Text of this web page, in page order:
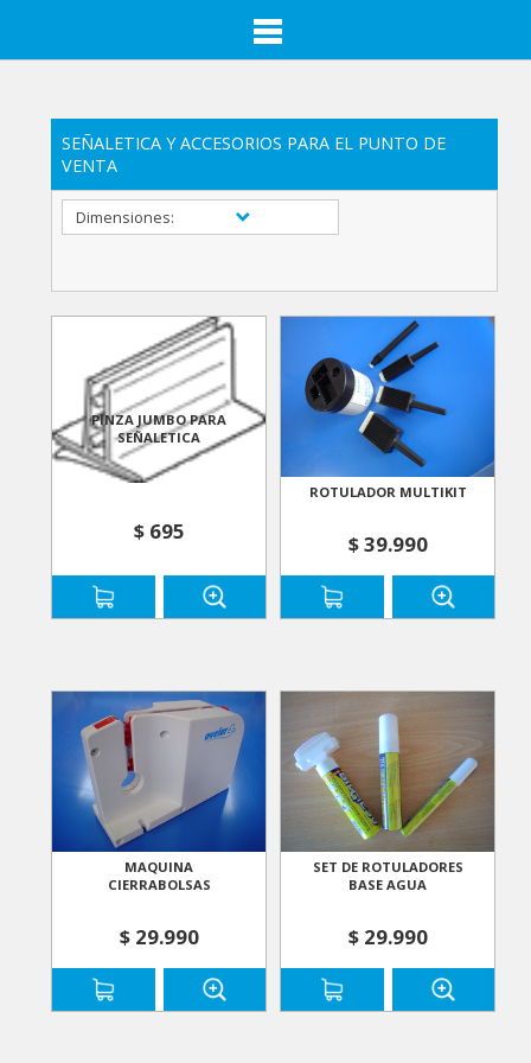
SEÑALETICA Y ACCESORIOS PARA EL PUNTO DE
VENTA
Dimensiones:
PINZA JUMBO PARA
SEÑALETICA
$ 695
ROTULADOR MULTIKIT
$ 39.990
MAQUINA
CIERRABOLSAS
$ 29.990
SET DE ROTULADORES
BASE AGUA
$ 29.990